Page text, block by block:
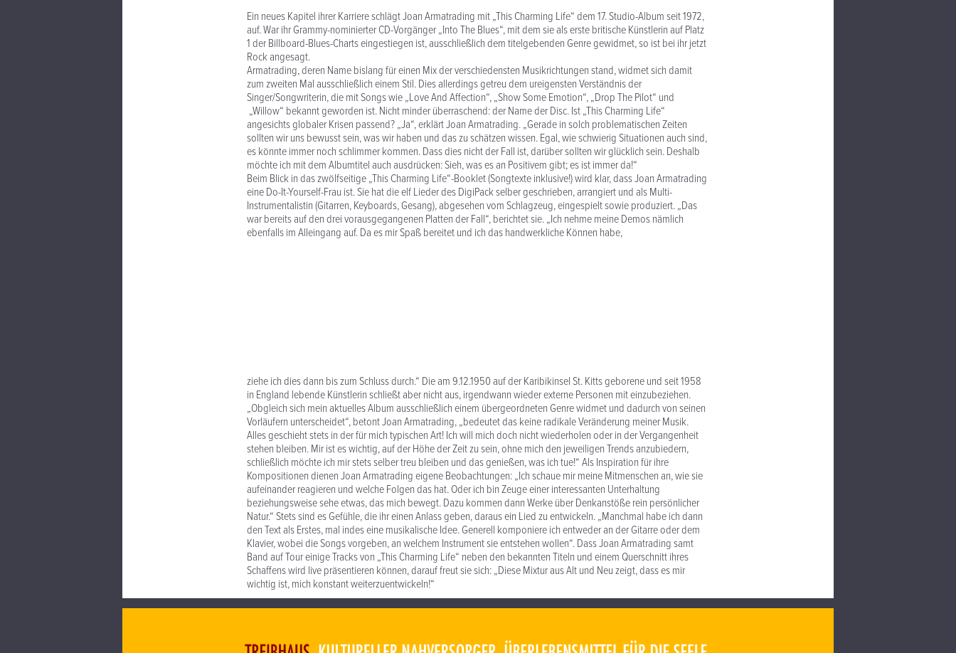
Ein neues Kapitel ihrer Karriere schlägt Joan Armatrading mit „This Charming Life“ dem 17. Studio-Album seit 1972,
auf. War ihr Grammy-nominierter CD-Vorgänger „Into The Blues“, mit dem sie als erste britische Künstlerin auf Platz
1 der Billboard-Blues-Charts eingestiegen ist, ausschließlich dem titelgebenden Genre gewidmet, so ist bei ihr jetzt
Rock angesagt.
Armatrading, deren Name bislang für einen Mix der verschiedensten Musikrichtungen stand, widmet sich damit
zum zweiten Mal ausschließlich einem Stil. Dies allerdings getreu dem ureigensten Verständnis der
Singer/Songwriterin, die mit Songs wie „Love And Affection“, „Show Some Emotion“, „Drop The Pilot“ und
„Willow“ bekannt geworden ist. Nicht minder überraschend: der Name der Disc. Ist „This Charming Life“
angesichts globaler Krisen passend? „Ja“, erklärt Joan Armatrading. „Gerade in solch problematischen Zeiten
sollten wir uns bewusst sein, was wir haben und das zu schätzen wissen. Egal, wie schwierig Situationen auch sind,
es könnte immer noch schlimmer kommen. Dass dies nicht der Fall ist, darüber sollten wir glücklich sein. Deshalb
möchte ich mit dem Albumtitel auch ausdrücken: Sieh, was es an Positivem gibt; es ist immer da!“
Beim Blick in das zwölfseitige „This Charming Life“-Booklet (Songtexte inklusive!) wird klar, dass Joan Armatrading
eine Do-It-Yourself-Frau ist. Sie hat die elf Lieder des DigiPack selber geschrieben, arrangiert und als Multi-
Instrumentalistin (Gitarren, Keyboards, Gesang), abgesehen vom Schlagzeug, eingespielt sowie produziert. „Das
war bereits auf den drei vorausgegangenen Platten der Fall“, berichtet sie. „Ich nehme meine Demos nämlich
ebenfalls im Alleingang auf. Da es mir Spaß bereitet und ich das handwerkliche Können habe,
ziehe ich dies dann bis zum Schluss durch.“ Die am 9.12.1950 auf der Karibikinsel St. Kitts geborene und seit 1958
in England lebende Künstlerin schließt aber nicht aus, irgendwann wieder externe Personen mit einzubeziehen.
„Obgleich sich mein aktuelles Album ausschließlich einem übergeordneten Genre widmet und dadurch von seinen
Vorläufern unterscheidet“, betont Joan Armatrading, „bedeutet das keine radikale Veränderung meiner Musik.
Alles geschieht stets in der für mich typischen Art! Ich will mich doch nicht wiederholen oder in der Vergangenheit
stehen bleiben. Mir ist es wichtig, auf der Höhe der Zeit zu sein, ohne mich den jeweiligen Trends anzubiedern,
schließlich möchte ich mir stets selber treu bleiben und das genießen, was ich tue!“ Als Inspiration für ihre
Kompositionen dienen Joan Armatrading eigene Beobachtungen: „Ich schaue mir meine Mitmenschen an, wie sie
aufeinander reagieren und welche Folgen das hat. Oder ich bin Zeuge einer interessanten Unterhaltung
beziehungsweise sehe etwas, das mich bewegt. Dazu kommen dann Werke über Denkanstöße rein persönlicher
Natur.“ Stets sind es Gefühle, die ihr einen Anlass geben, daraus ein Lied zu entwickeln. „Manchmal habe ich dann
den Text als Erstes, mal indes eine musikalische Idee. Generell komponiere ich entweder an der Gitarre oder dem
Klavier, wobei die Songs vorgeben, an welchem Instrument sie entstehen wollen“. Dass Joan Armatrading samt
Band auf Tour einige Tracks von „This Charming Life“ neben den bekannten Titeln und einem Querschnitt ihres
Schaffens wird live präsentieren können, darauf freut sie sich: „Diese Mixtur aus Alt und Neu zeigt, dass es mir
wichtig ist, mich konstant weiterzuentwickeln!“